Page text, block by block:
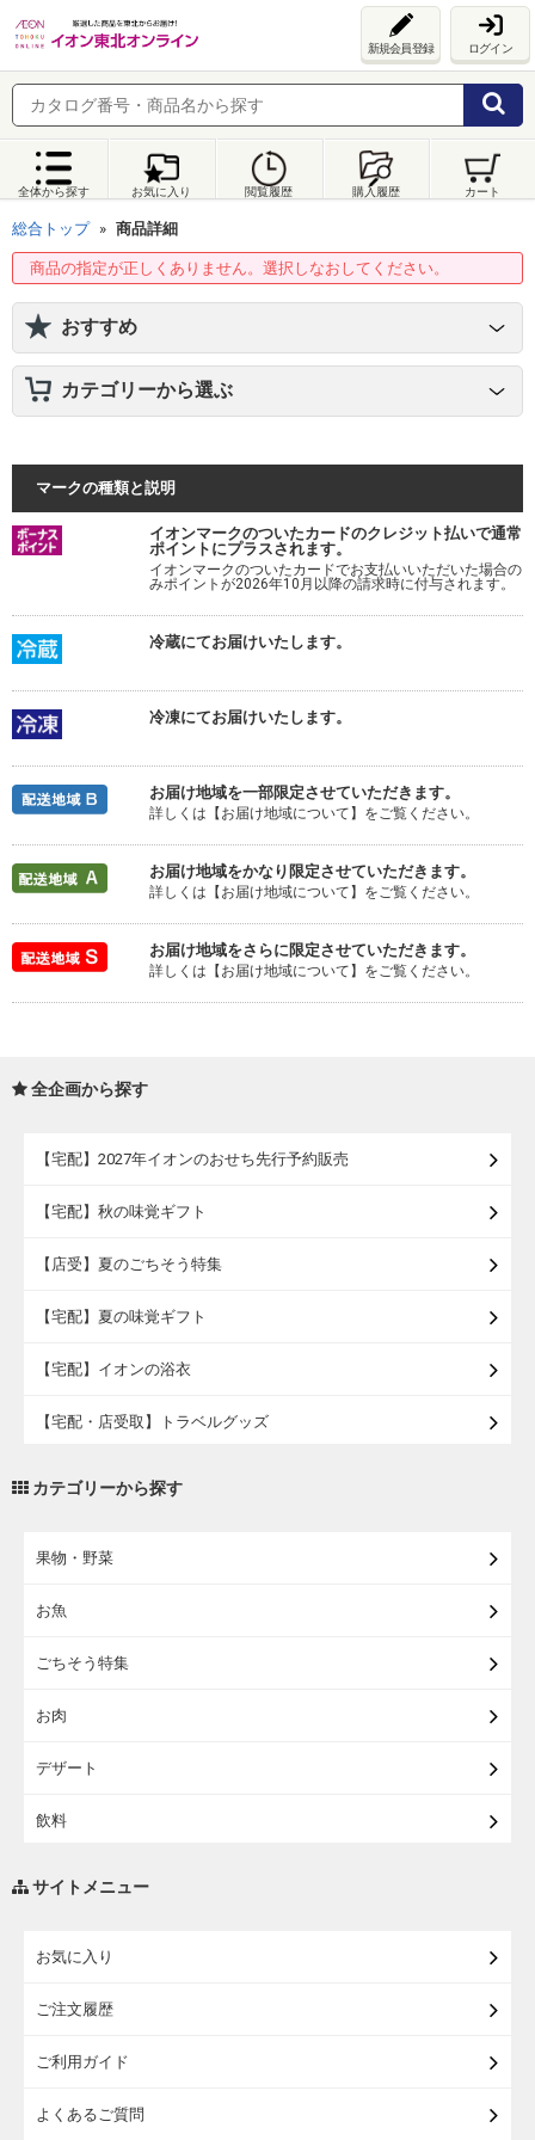
新規会員登録 ログイン
全体から探す お気に入り 閲覧履歴 購入履歴 カート
総合トップ 商品詳細
商品の指定が正しくありません。選択しなおしてください。
おすすめ
カテゴリーから選ぶ
マークの種類と説明
イオンマークのついたカードのクレジット払いで通常
ポイントにプラスされます。
イオンマークのついたカードでお支払いいただいた場合の
みポイントが2026年10月以降の請求時に付与されます。
冷蔵にてお届けいたします。
冷凍にてお届けいたします。
お届け地域を一部限定させていただきます。
詳しくは【お届け地域について】をご覧ください。
お届け地域をかなり限定させていただきます。
詳しくは【お届け地域について】をご覧ください。
お届け地域をさらに限定させていただきます。
詳しくは【お届け地域について】をご覧ください。
全企画から探す
【宅配】2027年イオンのおせち先行予約販売
【宅配】秋の味覚ギフト
【店受】夏のごちそう特集
【宅配】夏の味覚ギフト
【宅配】イオンの浴衣
【宅配・店受取】トラベルグッズ
カテゴリーから探す
果物・野菜
お魚
ごちそう特集
お肉
デザート
飲料
サイトメニュー
お気に入り
ご注文履歴
ご利用ガイド
よくあるご質問